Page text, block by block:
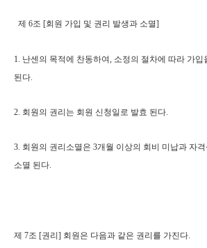
제 6조 [회원 가입 및 권리 발생과 소멸]
1. 난센의 목적에 찬동하여, 소정의 절차에 따라 가입
된다.
2. 회원의 권리는 회원 신청일로 발효 된다.
3. 회원의 권리소멸은 3개월 이상의 회비 미납과 자
소멸 된다.
제 7조 [권리] 회원은 다음과 같은 권리를 가진다.